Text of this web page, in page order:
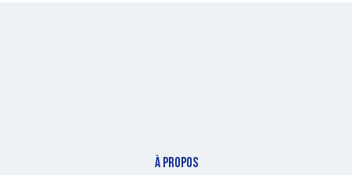
À PROPOS